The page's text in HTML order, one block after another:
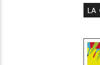
LA